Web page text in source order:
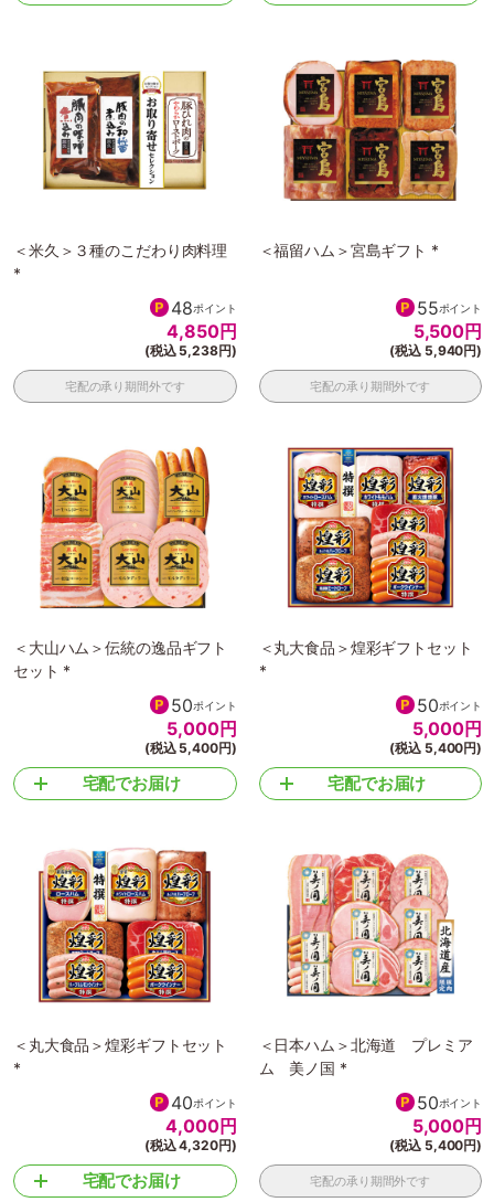
＜米久＞３種のこだわり肉料理
*
48ポイント
4,850円
(税込 5,238円)
宅配の承り期間外です
＜福留ハム＞宮島ギフト *
55ポイント
5,500円
(税込 5,940円)
宅配の承り期間外です
＜大山ハム＞伝統の逸品ギフト
セット *
50ポイント
5,000円
(税込 5,400円)
宅配でお届け
＜丸大食品＞煌彩ギフトセット
*
50ポイント
5,000円
(税込 5,400円)
宅配でお届け
＜丸大食品＞煌彩ギフトセット
*
40ポイント
4,000円
(税込 4,320円)
宅配でお届け
＜日本ハム＞北海道 プレミア
ム 美ノ国 *
50ポイント
5,000円
(税込 5,400円)
宅配の承り期間外です